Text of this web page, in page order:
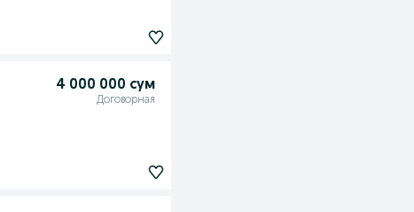
4 000 000 сум
Договорная